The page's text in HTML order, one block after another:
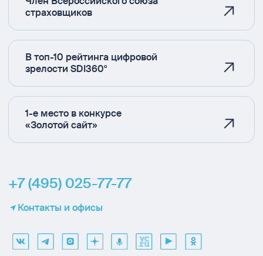
страховщиков
В топ-10 рейтинга цифровой
зрелости SDI360°
1-е место в конкурсе
«Золотой сайт»
+7 (495) 025-77-77
Контакты и офисы